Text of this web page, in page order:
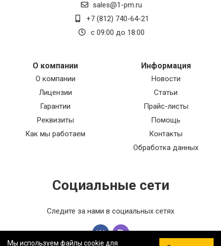
sales@1-pm.ru
+7 (812) 740-64-21
с 09:00 до 18:00
О компании
О компании
Лицензии
Гарантии
Реквизиты
Как мы работаем
Информация
Новости
Статьи
Прайс-листы
Помощь
Контакты
Обработка данных
Социальные сети
Следите за нами в социальных сетях
Мы используем файлы cookie для